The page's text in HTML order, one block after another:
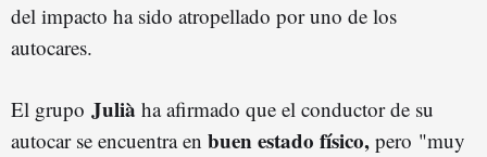
del impacto ha sido atropellado por uno de los
autocares.
El grupo Julià ha afirmado que el conductor de su
autocar se encuentra en buen estado físico, pero "muy